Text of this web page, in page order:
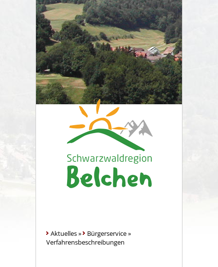
Aktuelles» Bürgerservice»
Verfahrensbeschreibungen